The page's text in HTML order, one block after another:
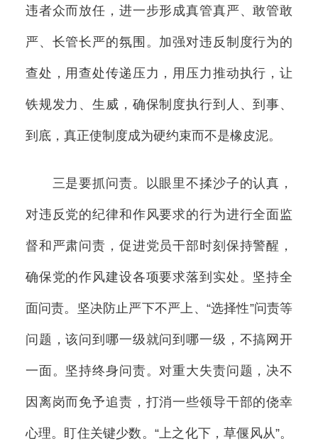
违者众而放任，进一步形成真管真严、敢管敢
严、长管长严的氛围。加强对违反制度行为的
查处，用查处传递压力，用压力推动执行，让
铁规发力、生威，确保制度执行到人、到事、
到底，真正使制度成为硬约束而不是橡皮泥。
三是要抓问责。以眼里不揉沙子的认真，
对违反党的纪律和作风要求的行为进行全面监
督和严肃问责，促进党员干部时刻保持警醒，
确保党的作风建设各项要求落到实处。坚持全
面问责。坚决防止严下不严上、“选择性”问责等
问题，该问到哪一级就问到哪一级，不搞网开
一面。坚持终身问责。对重大失责问题，决不
因离岗而免予追责，打消一些领导干部的侥幸
心理。盯住关键少数。“上之化下，草偃风从”。